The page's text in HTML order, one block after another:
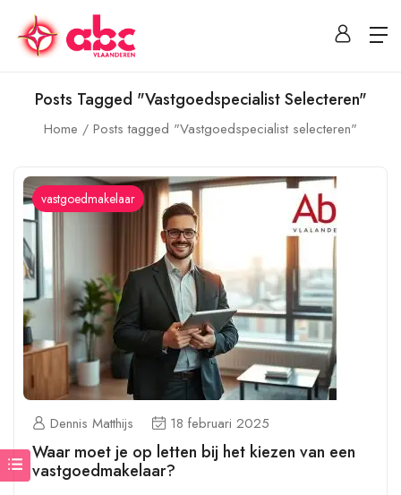
Posts Tagged "Vastgoedspecialist Selecteren"
Home Posts tagged "Vastgoedspecialist selecteren"
vastgoedmakelaar
Dennis Matthijs 18 februari 2025
Waar moet je op letten bij het kiezen van een
vastgoedmakelaar?